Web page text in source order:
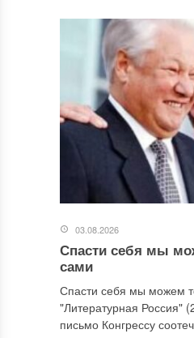
03.08.2026
Спасти себя мы
сами
Спасти себя мы можем
"Литературная Россия"
письмо Конгрессу